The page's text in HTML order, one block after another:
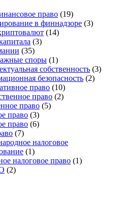
право (19)
в финнадзоре (3)
(14)
(3)
(35)
споры (1)
собственность (3)
безопасность (2)
право (10)
право (2)
право (5)
право (3)
право (6)
(7)
налоговое
(1)
налоговое право (1)
(2)